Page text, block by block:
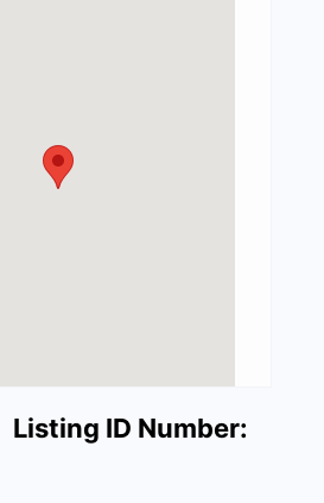
Listing ID Number: